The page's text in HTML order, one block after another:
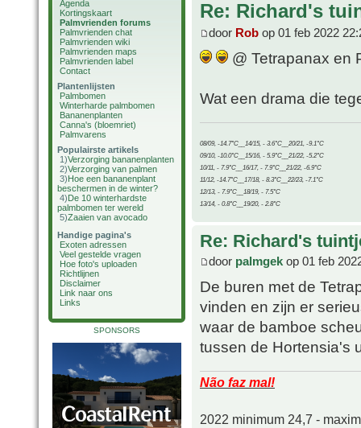
Agenda
Kortingskaart
Palmvrienden forums
Palmvrienden chat
Palmvrienden wiki
Palmvrienden maps
Palmvrienden label
Contact
Plantenlijsten
Palmbomen
Winterharde palmbomen
Bananenplanten
Canna's (bloemriet)
Palmvarens
Populairste artikels
1)Verzorging bananenplanten
2)Verzorging van palmen
3)Hoe een bananenplant
beschermen in de winter?
4)De 10 winterhardste
palmbomen ter wereld
5)Zaaien van avocado
Handige pagina's
Exoten adressen
Veel gestelde vragen
Hoe foto's uploaden
Richtlijnen
Disclaimer
Link naar ons
Links
SPONSORS
Re: Richard's
door Rob op 01 feb 2022
@ Tetrapanax en
Wat een drama die
08/09, -14.7°C__14/15, - 3.6°C__20/21, -9.1°C
09/10, -10.0°C__15/16, - 5.9°C__21/22, -5.2°C
10/11, - 7.9°C__16/17, - 7.9°C__21/22, -6.9°C
11/12, -14.7°C__17/18, - 8.3°C__22/23, -7.1°C
12/13, - 7.9°C__18/19, - 7.5°C
13/14, - 0.8°C__19/20, - 2.8°C
Re: Richard's
door palmgek op 01 feb
De buren met de
vinden en zijn er
waar de bamboe
tussen de Hortensia's
Não faz mal!
2022 minimum 24,7 -